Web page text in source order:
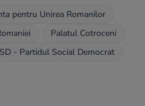
pentru Unirea Romanilor
Palatul Cotroceni
- Partidul Social Democrat